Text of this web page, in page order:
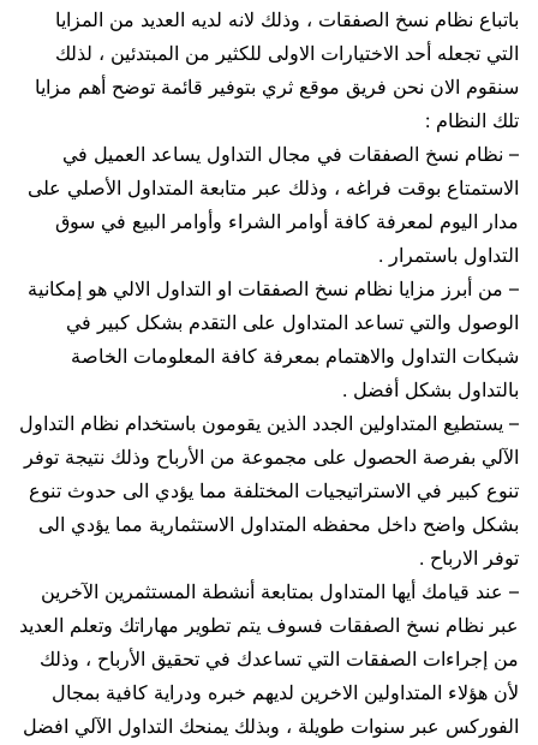
باتباع نظام نسخ الصفقات ، وذلك لانه لديه العديد من المزايا
التي تجعله أحد الاختيارات الاولى للكثير من المبتدئين ، لذلك
سنقوم الان نحن فريق موقع ثري بتوفير قائمة توضح أهم مزايا
تلك النظام :
– نظام نسخ الصفقات في مجال التداول يساعد العميل في
الاستمتاع بوقت فراغه ، وذلك عبر متابعة المتداول الأصلي على
مدار اليوم لمعرفة كافة أوامر الشراء وأوامر البيع في سوق
التداول باستمرار .
– من أبرز مزايا نظام نسخ الصفقات او التداول الالي هو إمكانية
الوصول والتي تساعد المتداول على التقدم بشكل كبير في
شبكات التداول والاهتمام بمعرفة كافة المعلومات الخاصة
بالتداول بشكل أفضل .
– يستطيع المتداولين الجدد الذين يقومون باستخدام نظام التداول
الآلي بفرصة الحصول على مجموعة من الأرباح وذلك نتيجة توفر
تنوع كبير في الاستراتيجيات المختلفة مما يؤدي الى حدوث تنوع
بشكل واضح داخل محفظه المتداول الاستثمارية مما يؤدي الى
توفر الارباح .
– عند قيامك أيها المتداول بمتابعة أنشطة المستثمرين الآخرين
عبر نظام نسخ الصفقات فسوف يتم تطوير مهاراتك وتعلم العديد
من إجراءات الصفقات التي تساعدك في تحقيق الأرباح ، وذلك
لأن هؤلاء المتداولين الاخرين لديهم خبره ودراية كافية بمجال
الفوركس عبر سنوات طويلة ، وبذلك يمنحك التداول الآلي افضل